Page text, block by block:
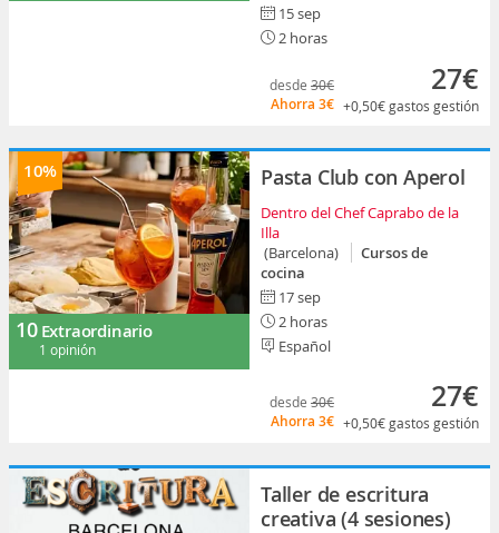
15 sep
2 horas
desde 30€
Ahorra 3€
27€
+0,50€gastos gestión
10%
10 Extraordinario
1 opinión
Pasta Club con Aperol
Dentro del Chef Caprabo de la
Illa
(Barcelona)
Cursos de
cocina
17 sep
2 horas
Español
desde 30€
Ahorra 3€
27€
+0,50€gastos gestión
Taller de escritura
creativa (4 sesiones)